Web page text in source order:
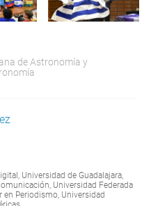
de Astronomía y
Universidad de Guadalajara,
Universidad Federada
en Periodismo, Universidad